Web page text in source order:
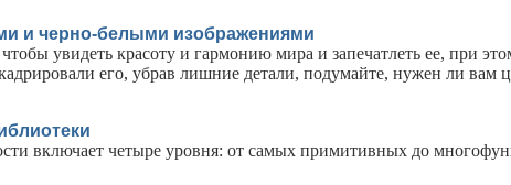
и черно-белыми изображениями
увидеть красоту и гармонию мира и запечатлеть ее, при
его, убрав лишние детали, подумайте, нужен ли вам
включает четыре уровня: от самых примитивных до